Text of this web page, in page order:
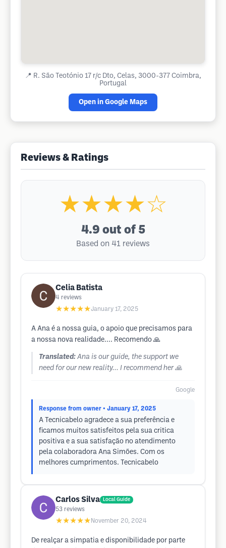
📍 R. São Teotónio 17 r/c Dto, Celas, 3000-377 Coimbra,
Portugal
Open in Google Maps
Reviews & Ratings
★★★★☆
4.9 out of 5
Based on 41 reviews
Celia Batista
4 reviews
★★★★★January 17, 2025
A Ana é a nossa guia, o apoio que precisamos para
a nossa nova realidade.... Recomendo 🙏
Translated: Ana is our guide, the support we
need for our new reality... I recommend her 🙏
Google
Response from owner • January 17, 2025
A Tecnicabelo agradece a sua preferência e
ficamos muitos satisfeitos pela sua critica
positiva e a sua satisfação no atendimento
pela colaboradora Ana Simões. Com os
melhores cumprimentos. Tecnicabelo
Carlos Silva Local Guide
53 reviews
★★★★★ November 20, 2024
De realçar a simpatia e disponibilidade por parte